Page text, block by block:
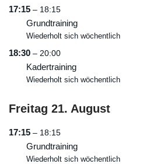
17:15 – 18:15
Grundtraining
Wiederholt sich wöchentlich
18:30 – 20:00
Kadertraining
Wiederholt sich wöchentlich
Freitag 21. August
17:15 – 18:15
Grundtraining
Wiederholt sich wöchentlich